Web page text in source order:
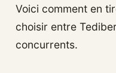
Voici comment en
choisir entre
concurrents.